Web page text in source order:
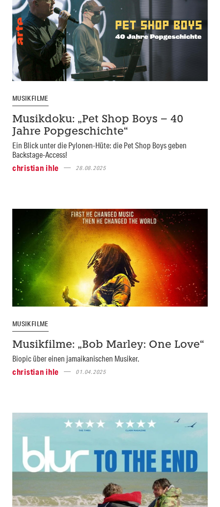
MUSIKFILME
Musikdoku: „Pet Shop Boys – 40
Jahre Popgeschichte“
Ein Blick unter die Pylonen-Hüte: die Pet Shop Boys geben
Backstage-Access!
christian ihle
28.08.2025
MUSIKFILME
Musikfilme: „Bob Marley: One Love“
Biopic über einen jamaikanischen Musiker.
christian ihle
01.04.2025